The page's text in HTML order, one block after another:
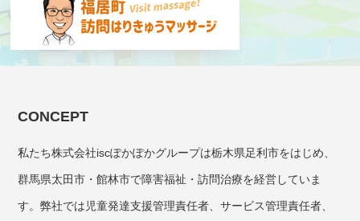
CONCEPT
私たち株式会社iscぽかぽかグループは栃木県足利市をはじめ、
群馬県太田市・館林市で障害福祉・訪問治療を経営していま
す。弊社では児童発達支援管理責任者、サービス管理責任者、